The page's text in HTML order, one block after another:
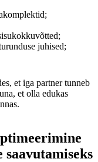
juhised;
et iga partner tunneb
et olla edukas
saavutamiseks